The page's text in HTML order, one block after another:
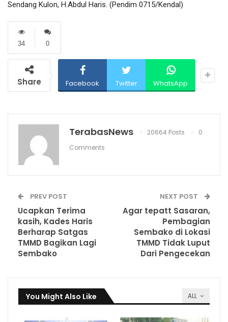
Sendang Kulon, H.Abdul Haris. (Pendim 0715/Kendal)
0
34
Share Facebook Twitter WhatsApp
TerabasNews 20664 Posts
0
Comments
PREV POST
Ucapkan Terima
kasih, Kades Haris
Berharap Satgas
TMMD Bagikan Lagi
Sembako
NEXT POST
Agar tepatt Sasaran,
Pembagian
Sembako di Lokasi
TMMD Tidak Luput
Dari Pengecekan
ALL
You Might Also Like